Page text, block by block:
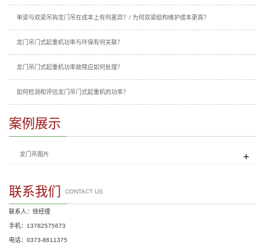
单梁与双梁吊钩龙门吊在成本上有何差异？/ 为何双梁结构维护成本更高？
龙门吊门式起重机功率与环保有何关联？
龙门吊门式起重机功率故障应如何处理？
如何检测和评估龙门吊门式起重机的功率？
案例展示
龙门吊图片 +
联系我们 CONTACT US
联系人：徐经理
手机：13782575673
电话：0373-8611375